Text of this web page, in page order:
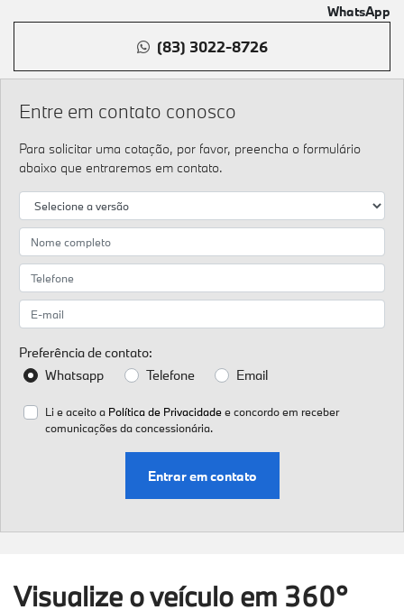
Entre em contato conosco
Para solicitar uma cotação, por favor, preencha o formulário
abaixo que entraremos em contato.
Preferência de contato:
Whatsapp
Telefone Email
Li e aceito a Política de Privacidadee concordo em receber
comunicações da concessionária.
Entrar em contato
WhatsApp
(83) 3022-8726
Visualize o veículo em 360°